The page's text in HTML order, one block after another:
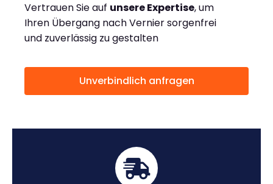
Vertrauen Sie auf unsere Expertise, um
Ihren Übergang nach Vernier sorgenfrei
und zuverlässig zu gestalten
Unverbindlich anfragen